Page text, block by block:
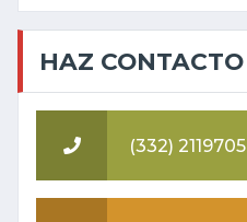
HAZ CONTACTO
(332) 2119705